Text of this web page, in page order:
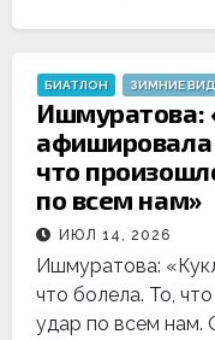
БИАТЛОН ЗИМНИЕ
Ишмуратова:
афишировала
что
по всем нам»
ИЮЛ 14, 2026
Ишмуратова:
что болела. То,
удар по всем нам.